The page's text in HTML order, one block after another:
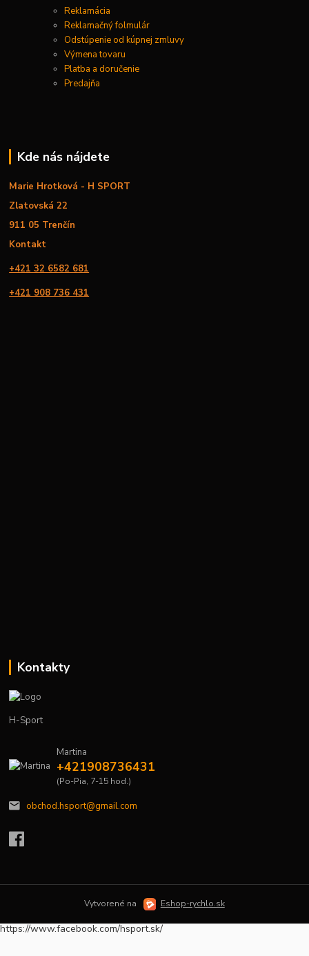
Reklamácia
Reklamačný folmulár
Odstúpenie od kúpnej zmluvy
Výmena tovaru
Platba a doručenie
Predajňa
Kde nás nájdete
Marie Hrotková - H SPORT
Zlatovská 22
911 05 Trenčín
Kontakt
+421 32 6582 681
+421 908 736 431
Kontakty
H-Sport
Martina
+421908736431
(Po-Pia, 7-15 hod.)
obchod.hsport@gmail.com
Vytvorené na Eshop-rychlo.sk
https://www.facebook.com/hsport.sk/